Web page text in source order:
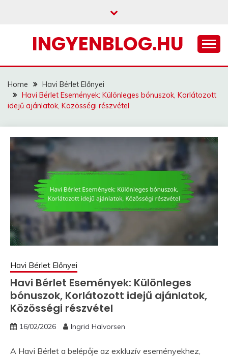
INGYENBLOG.HU
Home
Havi Bérlet Előnyei
Havi Bérlet Események: Különleges bónuszok, Korlátozott
idejű ajánlatok, Közösségi részvétel
Havi Bérlet Előnyei
Havi Bérlet Események: Különleges
bónuszok, Korlátozott idejű ajánlatok,
Közösségi részvétel
16/02/2026 Ingrid Halvorsen
A Havi Bérlet a belépője az exkluzív eseményekhez,